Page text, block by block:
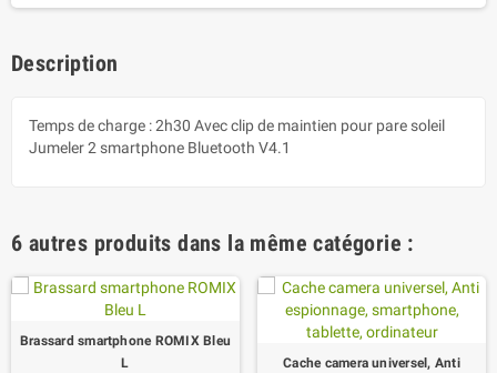
Description
Temps de charge : 2h30 Avec clip de maintien pour pare soleil
Jumeler 2 smartphone Bluetooth V4.1
6 autres produits dans la même catégorie :
Brassard smartphone ROMIX Bleu
L
Cache camera universel, Anti